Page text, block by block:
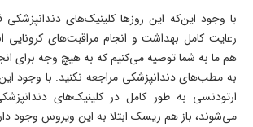
با وجود این‌که این روزها کلینیک‌های دندانپزشکی
رعایت کامل بهداشت و انجام مراقبت‌های کرونایی
هم ما به شما توصیه می‌کنیم که به هیچ‌ وجه برای
به مطب‌های دندانپزشکی مراجعه نکنید. با وجود
ارتودنسی به طور کامل در کلینیک‌های
می‌شوند، باز هم ریسک ابتلا به این ویروس وجود